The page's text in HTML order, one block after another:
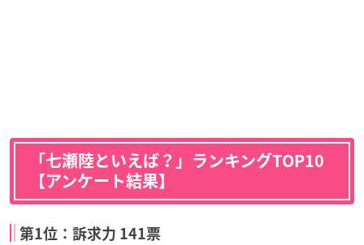
「七瀬陸といえば？」ランキングTOP10
【アンケート結果】
第1位：訴求力 141票